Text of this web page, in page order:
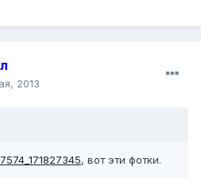
2013
, вот эти фотки.